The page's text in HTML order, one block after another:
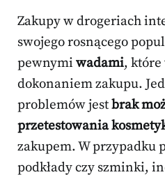
Zakupy w drogeriach
swojego rosnącego
pewnymi wadami, które
dokonaniem zakupu.
problemów jestbrak
przetestowania
zakupem. W przypadku
podkłady czy szminki,